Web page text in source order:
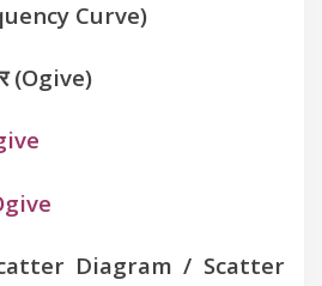
Curve)
(Ogive)
Diagram / Scatter